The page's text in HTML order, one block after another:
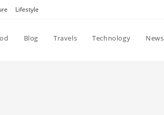
Lifestyle
Blog Travels Technology News